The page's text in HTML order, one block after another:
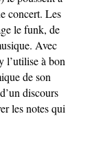
concert. Les
le funk, de
Avec
l’utilise à bon
de son
discours
les notes qui